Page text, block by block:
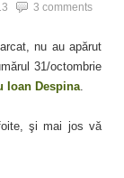
3 comments
nu au apărut
31/octombrie
Ioan Despina.
şi mai jos vă